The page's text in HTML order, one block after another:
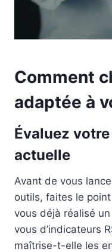
Comment
adaptée à
Évaluez
actuelle
Avant de vous
outils, faites le
vous déjà réalisé
vous d’indicateurs
maîtrise-t-elle les